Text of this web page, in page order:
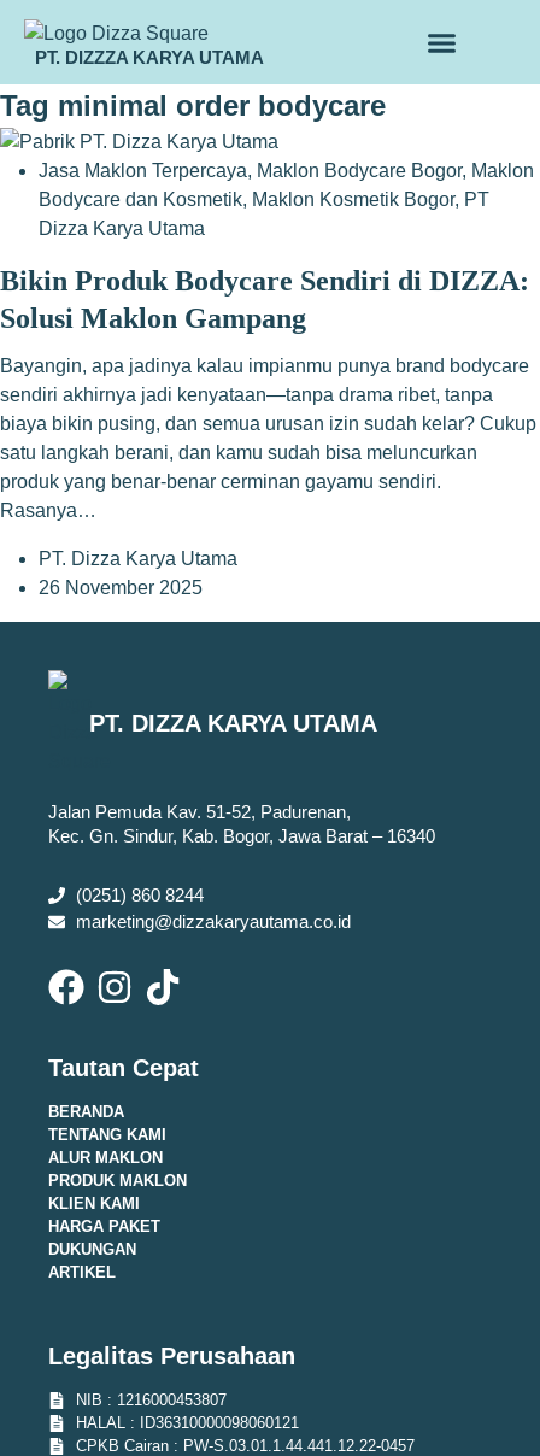
PT. DIZZZA KARYA UTAMA
Tag minimal order bodycare
Jasa Maklon Terpercaya, Maklon Bodycare Bogor, Maklon
Bodycare dan Kosmetik, Maklon Kosmetik Bogor, PT
Dizza Karya Utama
Bikin Produk Bodycare Sendiri di DIZZA:
Solusi Maklon Gampang
Bayangin, apa jadinya kalau impianmu punya brand bodycare
sendiri akhirnya jadi kenyataan—tanpa drama ribet, tanpa
biaya bikin pusing, dan semua urusan izin sudah kelar? Cukup
satu langkah berani, dan kamu sudah bisa meluncurkan
produk yang benar-benar cerminan gayamu sendiri.
Rasanya…
PT. Dizza Karya Utama
26 November 2025
PT. DIZZA KARYA UTAMA
Jalan Pemuda Kav. 51-52, Padurenan,
Kec. Gn. Sindur, Kab. Bogor, Jawa Barat – 16340
(0251) 860 8244
marketing@dizzakaryautama.co.id
Tautan Cepat
BERANDA
TENTANG KAMI
ALUR MAKLON
PRODUK MAKLON
KLIEN KAMI
HARGA PAKET
DUKUNGAN
ARTIKEL
Legalitas Perusahaan
NIB : 1216000453807
HALAL : ID36310000098060121
CPKB Cairan : PW-S.03.01.1.44.441.12.22-0457